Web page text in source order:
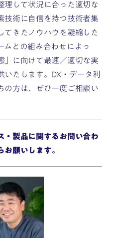
理して状況に合った適切な
技術に自信を持つ技術者集
てきたノウハウを凝縮した
ムとの組み合わせによっ
」に向けて最速／適切な実
たします。DX・データ利
の方は、ぜひ一度ご相談い
・製品に関するお問い合わ
お願いします。